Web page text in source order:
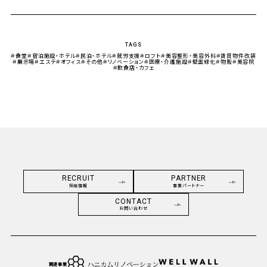
TAGS
＃食堂＃宿泊施設・ホテル＃民泊・ホテル＃就労支援＃ロフト＃美容整形・美容外科＃賃貸物件改装
＃展示場＃エステ＃オフィス＃その他＃リノベーション＃医療・介護施設＃壁面緑化＃物販＃美容院
＃飲食店・カフェ
RECRUIT
採用情報
PARTNER
事業パートナー
CONTACT
お問い合わせ
関連事業